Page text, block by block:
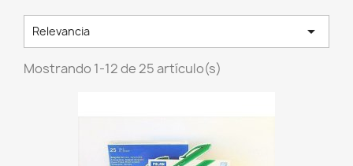
Relevancia 
Mostrando 1-12 de 25 artículo(s)